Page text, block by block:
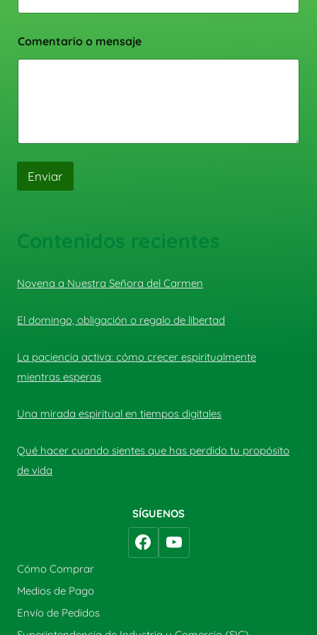
Comentario o mensaje
Enviar
Contenidos recientes
Novena a Nuestra Señora del Carmen
El domingo, obligación o regalo de libertad
La paciencia activa: cómo crecer espiritualmente
mientras esperas
Una mirada espiritual en tiempos digitales
Qué hacer cuando sientes que has perdido tu propósito
de vida
SÍGUENOS
Cómo Comprar
Medios de Pago
Envío de Pedidos